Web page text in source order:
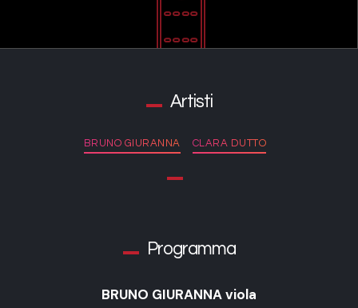
Artisti
BRUNO GIURANNA CLARA DUTTO
Programma
BRUNO GIURANNA viola